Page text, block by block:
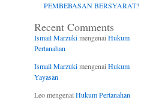
PEMBEBASAN BERSYARAT?
Recent Comments
Ismail Marzukimengenai Hukum
Pertanahan
Ismail Marzukimengenai Hukum
Yayasan
Leomengenai Hukum Pertanahan